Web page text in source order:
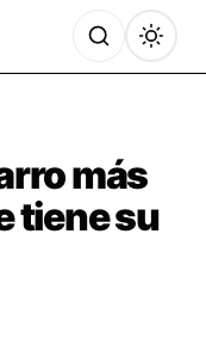
más
tiene su